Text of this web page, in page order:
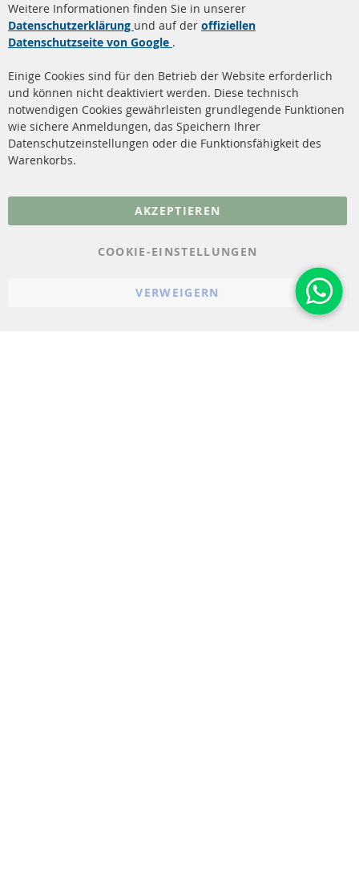
Dieselpartikelfilter (DPF)
Dieselpartikelfilter
Katalysator (KAT)
Sensoren
FAQ
Über uns
Versandkosten
Kontakt
Vertrag widerrufen
Weitere Informationen finden Sie in unserer
Datenschutzerklärung und auf der offiziellen
Datenschutzseite von Google .
Einige Cookies sind für den Betrieb der Website erforderlich
und können nicht deaktiviert werden. Diese technisch
notwendigen Cookies gewährleisten grundlegende Funktionen
wie sichere Anmeldungen, das Speichern Ihrer
Datenschutzeinstellungen oder die Funktionsfähigkeit des
Warenkorbs.
AKZEPTIEREN
COOKIE-EINSTELLUNGEN
VERWEIGERN